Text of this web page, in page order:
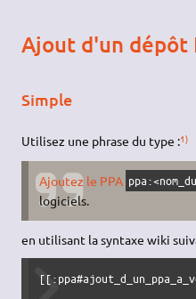
Ajout d'un dépôt
Simple
Utilisez une phrase du type :1)
Ajoutez le PPA
logiciels.
en utilisant la syntaxe wiki